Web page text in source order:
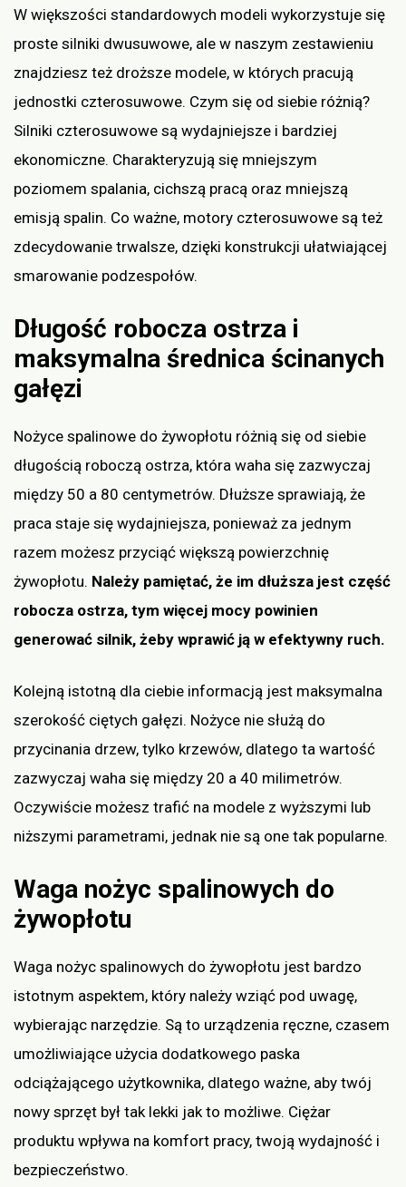
W większości standardowych modeli wykorzystuje się
proste silniki dwusuwowe, ale w naszym zestawieniu
znajdziesz też droższe modele, w których pracują
jednostki czterosuwowe. Czym się od siebie różnią?
Silniki czterosuwowe są wydajniejsze i bardziej
ekonomiczne. Charakteryzują się mniejszym
poziomem spalania, cichszą pracą oraz mniejszą
emisją spalin. Co ważne, motory czterosuwowe są też
zdecydowanie trwalsze, dzięki konstrukcji ułatwiającej
smarowanie podzespołów.
Długość robocza ostrza i
maksymalna średnica ścinanych
gałęzi
Nożyce spalinowe do żywopłotu różnią się od siebie
długością roboczą ostrza, która waha się zazwyczaj
między 50 a 80 centymetrów. Dłuższe sprawiają, że
praca staje się wydajniejsza, ponieważ za jednym
razem możesz przyciąć większą powierzchnię
żywopłotu. Należy pamiętać, że im dłuższa jest część
robocza ostrza, tym więcej mocy powinien
generować silnik, żeby wprawić ją w efektywny ruch.
Kolejną istotną dla ciebie informacją jest maksymalna
szerokość ciętych gałęzi. Nożyce nie służą do
przycinania drzew, tylko krzewów, dlatego ta wartość
zazwyczaj waha się między 20 a 40 milimetrów.
Oczywiście możesz trafić na modele z wyższymi lub
niższymi parametrami, jednak nie są one tak popularne.
Waga nożyc spalinowych do
żywopłotu
Waga nożyc spalinowych do żywopłotu jest bardzo
istotnym aspektem, który należy wziąć pod uwagę,
wybierając narzędzie. Są to urządzenia ręczne, czasem
umożliwiające użycia dodatkowego paska
odciążającego użytkownika, dlatego ważne, aby twój
nowy sprzęt był tak lekki jak to możliwe. Ciężar
produktu wpływa na komfort pracy, twoją wydajność i
bezpieczeństwo.